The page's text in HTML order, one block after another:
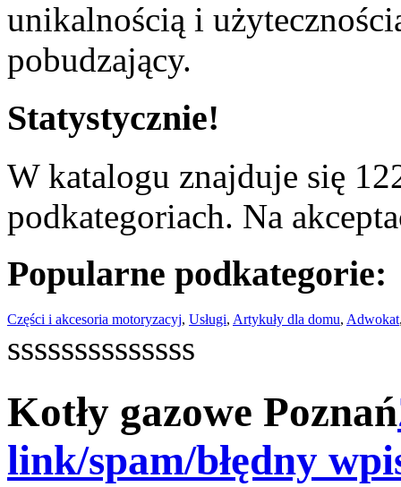
unikalnością i
pobudzający.
Statystycznie!
W katalogu znajduje się
podkategoriach. Na
Popularne podkategorie:
Części i akcesoria motoryzacyj, Usługi, Artykuły dla domu, Adwokat
ssssssssssssss
Kotły gazowe Poznań
link/spam/błędny